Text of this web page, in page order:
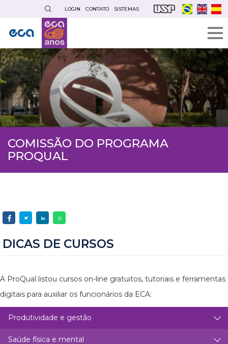
conteúdo
principal
LOGIN CONTATO SISTEMAS
COMISSÃO DO PROGRAMA
PROQUAL
DICAS DE CURSOS
A ProQual listou cursos on-line gratuitos, tutoriais e ferramentas
digitais para auxiliar os funcionários da ECA:
Produtividade e gestão
Saúde física e mental